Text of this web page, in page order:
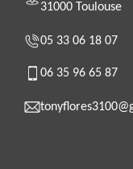
31000 Toulouse
05 33 06 18 07
06 35 96 65 87